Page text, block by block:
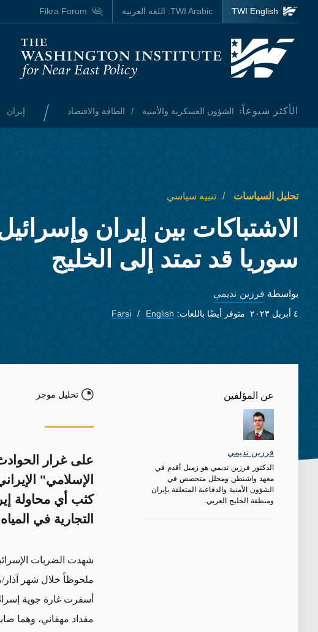
Skip to main content
Homepage
الأكثر شيوعاً: الشؤون العسكرية والأمنية الطاقة والاقتصاد / إيران
TWI English
TWI Arabic: اللغة العربية Fikra Forum
تحليل السياسات تنبيه سياسي
الاشتباكات بين إيران
سوريا قد تمتد إلى الخليج
بواسطة فرزين نديمي
٤ أبريل ٢٠٢٣ متوفر أيضًا باللغات: English
Farsi
عن المؤلفين
فرزين نديمي
الدكتور فرزين نديمي هو زميل أقدم في
معهد واشنطن ومحلل متخصص في
الشؤون الأمنية والدفاعية المتعلقة بإيران
ومنطقة الخليج العربي.
تحليل موجز
على غرار
الإسلامي"
كثب أي محاولة
التجارية في
شهدت الضربات
ملحوظاً خلال شهر
أسفرت غارة جوية
مقداد مهقاني، وهما